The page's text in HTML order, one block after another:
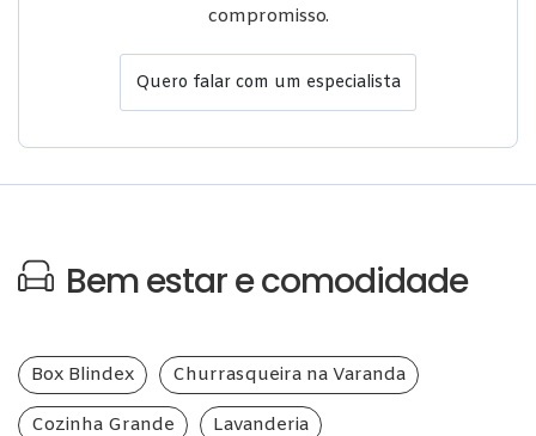
compromisso.
Quero falar com um especialista
Bem estar e comodidade
Box Blindex Churrasqueira na Varanda
Cozinha Grande Lavanderia